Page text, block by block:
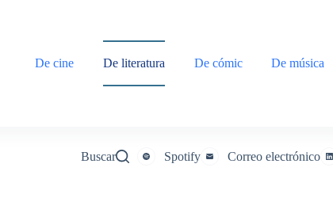
De cine De literatura De cómic De música
Buscar Spotify Correo electrónico